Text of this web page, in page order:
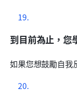
到目前為止，您
如果您想鼓勵自我